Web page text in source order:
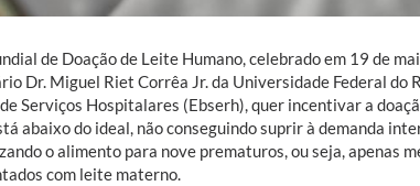
de Doação de Leite Humano, celebrado em 19 de
Dr. Miguel Riet Corrêa Jr. da Universidade Federal do
Serviços Hospitalares (Ebserh), quer incentivar a
abaixo do ideal, não conseguindo suprir à demanda
o alimento para nove prematuros, ou seja, apenas
com leite materno.